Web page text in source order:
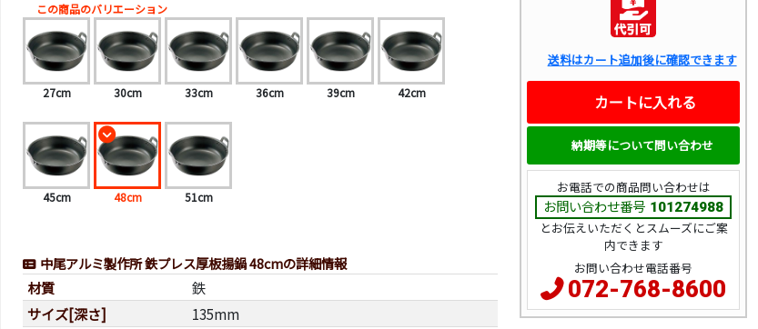
この商品のバリエーション
27cm 30cm 33cm 36cm 39cm 42cm
45cm 48cm 51cm
中尾アルミ製作所 鉄プレス厚板揚鍋 48cmの詳細情報
材質
鉄
サイズ[深さ]
135mm
送料はカート追加後に確認できます
カートに入れる
納期等について問い合わせ
お電話での商品問い合わせは
お問い合わせ番号 101274988
とお伝えいただくとスムーズにご案
内できます
お問い合わせ電話番号
072-768-8600